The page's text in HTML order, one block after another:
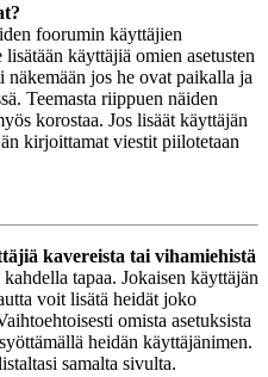
foorumin käyttäjien
käyttäjiä omien asetusten
näkemään jos he ovat paikalla ja
Teemasta riippuen näiden
korostaa. Jos lisäät käyttäjän
kirjoittamat viestit piilotetaan
kavereista tai vihamiehistä
tapaa. Jokaisen käyttäjän
voit lisätä heidät joko
omista asetuksista
heidän käyttäjänimen.
samalta sivulta.